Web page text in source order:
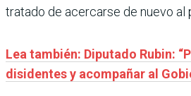
tratado de acercarse de nuevo al
Lea también: Diputado Rubin:
disidentes y acompañar al